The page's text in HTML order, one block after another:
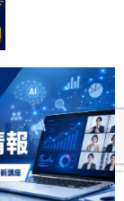
ュース
ュース.